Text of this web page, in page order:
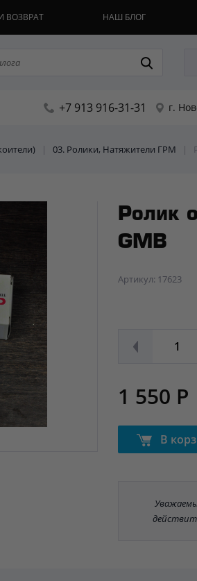
ВОЗВРАТ НАШ БЛОГ
+7 913 916-31-31 г.
| 03. Ролики, Натяжители ГРМ |
Ролик
GMB
Артикул: 17623
1 550 Р
В